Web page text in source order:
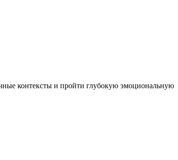
контексты и пройти глубокую эмоциональную